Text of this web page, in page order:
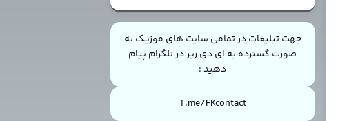
جهت تبلیغات در تمامی سایت های موزیک به
صورت گسترده به ای دی زیر در تلگرام پیام
دهید :
T.me/FKcontact